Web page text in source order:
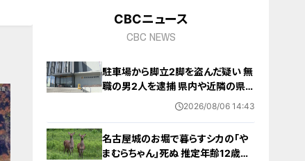
CBCニュース
CBC NEWS
駐車場から脚立2脚を盗んだ疑い 無
職の男2人を逮捕 県内や近隣の県で
相次ぐ窃盗事件との関連は… 愛知
2026/08/06 14:43
名古屋城のお堀で暮らすシカの｢や
まむらちゃん｣死ぬ 推定年齢12歳以